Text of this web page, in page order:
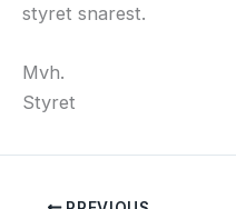
styret snarest.
Mvh.
Styret